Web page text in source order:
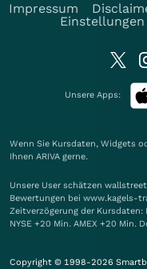
Impressum
Einstellungen
Unsere Apps:
Wenn Sie Kursdaten, Widgets
Ihnen ARIVA gerne.
Unsere User schätzen
Bewertungen bei www.kagels-
Zeitverzögerung der Kursdaten:
NYSE +20 Min. AMEX +20 Min.
Copyright © 1998-2026